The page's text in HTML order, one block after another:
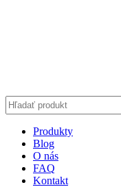
Produkty
Blog
O nás
FAQ
Kontakt